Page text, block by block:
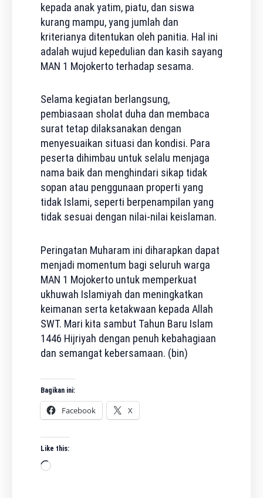
kepada anak yatim, piatu, dan siswa
kurang mampu, yang jumlah dan
kriterianya ditentukan oleh panitia. Hal ini
adalah wujud kepedulian dan kasih sayang
MAN 1 Mojokerto terhadap sesama.
Selama kegiatan berlangsung,
pembiasaan sholat duha dan membaca
surat tetap dilaksanakan dengan
menyesuaikan situasi dan kondisi. Para
peserta dihimbau untuk selalu menjaga
nama baik dan menghindari sikap tidak
sopan atau penggunaan properti yang
tidak Islami, seperti berpenampilan yang
tidak sesuai dengan nilai-nilai keislaman.
Peringatan Muharam ini diharapkan dapat
menjadi momentum bagi seluruh warga
MAN 1 Mojokerto untuk memperkuat
ukhuwah Islamiyah dan meningkatkan
keimanan serta ketakwaan kepada Allah
SWT. Mari kita sambut Tahun Baru Islam
1446 Hijriyah dengan penuh kebahagiaan
dan semangat kebersamaan. (bin)
Bagikan ini:
Facebook X
Like this:
Loading…